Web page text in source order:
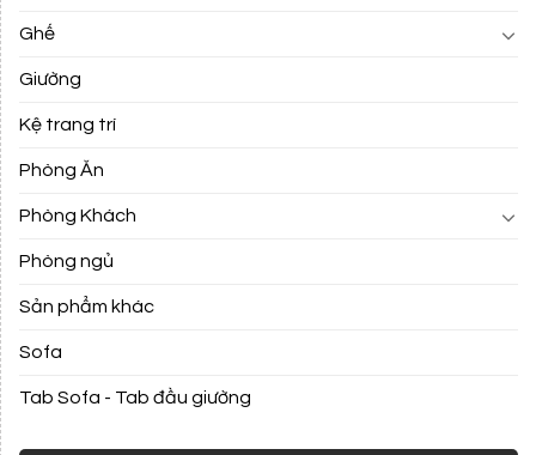
Ghế
Giường
Kệ trang trí
Phòng Ăn
Phòng Khách
Phòng ngủ
Sản phẩm khác
Sofa
Tab Sofa - Tab đầu giường